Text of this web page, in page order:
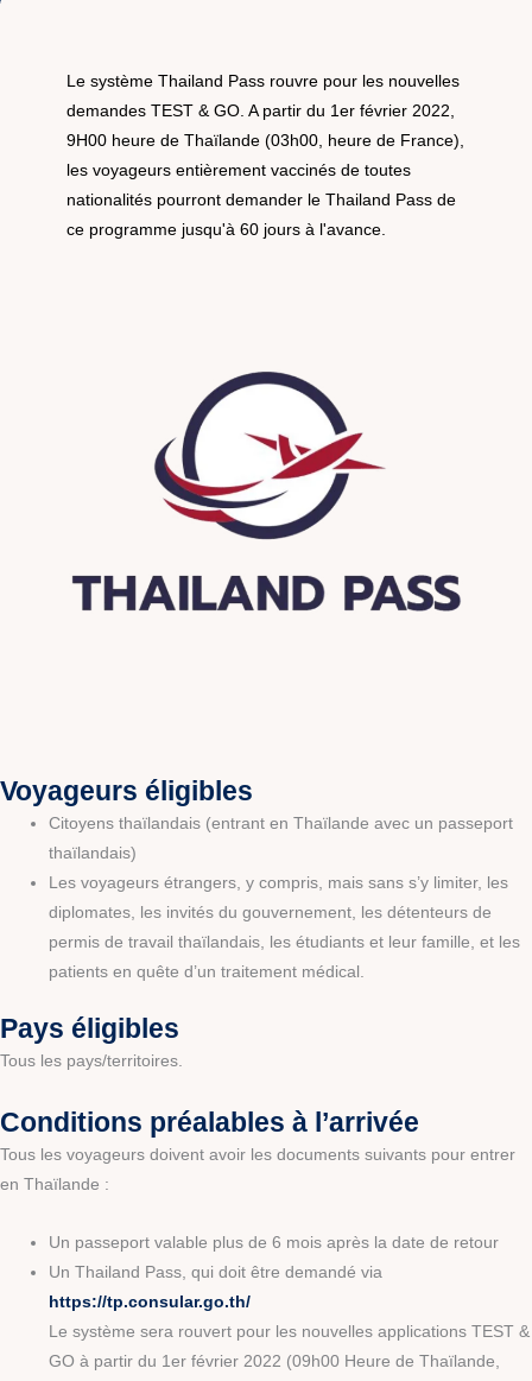
Le système Thailand Pass rouvre pour les nouvelles
demandes TEST & GO. A partir du 1er février 2022,
9H00 heure de Thaïlande (03h00, heure de France),
les voyageurs entièrement vaccinés de toutes
nationalités pourront demander le Thailand Pass de
ce programme jusqu'à 60 jours à l'avance.
Voyageurs éligibles
Citoyens thaïlandais (entrant en Thaïlande avec un passeport
thaïlandais)
Les voyageurs étrangers, y compris, mais sans s’y limiter, les
diplomates, les invités du gouvernement, les détenteurs de
permis de travail thaïlandais, les étudiants et leur famille, et les
patients en quête d’un traitement médical.
Pays éligibles
Tous les pays/territoires.
Conditions préalables à l’arrivée
Tous les voyageurs doivent avoir les documents suivants pour entrer
en Thaïlande :
Un passeport valable plus de 6 mois après la date de retour
Un Thailand Pass, qui doit être demandé via
https://tp.consular.go.th/
Le système sera rouvert pour les nouvelles applications TEST &
GO à partir du 1er février 2022 (09h00 Heure de Thaïlande,